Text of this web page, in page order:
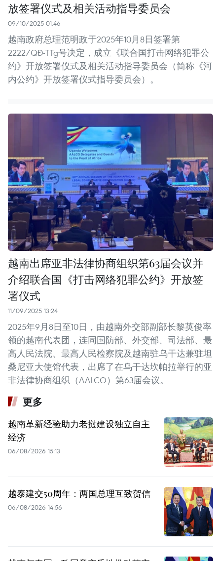
放签署仪式及相关活动指导委员会
09/10/2025 01:46
越南政府总理范明政于2025年10月8日签署第
2222/QĐ-TTg号决定，成立《联合国打击网络犯罪公
约》开放签署仪式及相关活动指导委员会（简称《河
内公约》开放签署仪式指导委员会）。
越南出席亚非法律协商组织第63届会议并
介绍联合国《打击网络犯罪公约》开放签
署仪式
11/09/2025 13:24
2025年9月8日至10日，由越南外交部副部长黎英俊率
领的越南代表团，连同国防部、外交部、司法部、最
高人民法院、最高人民检察院及越南驻乌干达兼驻坦
桑尼亚大使馆代表，出席了在乌干达坎帕拉举行的亚
非法律协商组织（AALCO）第63届会议。
更多
越南革新经验助力老挝建设独立自主
经济
06/08/2026 15:13
越泰建交50周年：两国总理互致贺信
06/08/2026 14:56